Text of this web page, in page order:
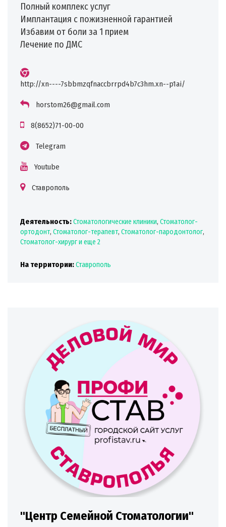
Полный комплекс услуг
Имплантация с пожизненной гарантией
Избавим от боли за 1 прием
Лечение по ДМС
http://xn----7sbbmzqfnaccbrrpd4b7c3hm.xn--p1ai/
horstom26@gmail.com
8(8652)71-00-00
Telegram
Youtube
Ставрополь
Деятельность:Стоматологические клиники, Стоматолог-
ортодонт, Стоматолог-терапевт, Стоматолог-пародонтолог,
Стоматолог-хирурги еще 2
На территории:Ставрополь
"Центр Семейной Стоматологии"